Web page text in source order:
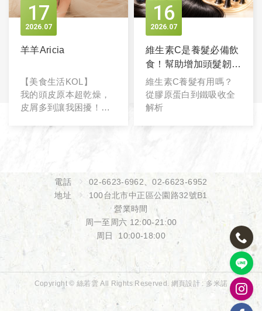
17
07
2026
羊羊Aricia
【美食生活KOL】
我的頭皮原本超乾燥，
皮屑多到讓我困擾！幸
泌髮課程。
16
07
2026
維生素C是養髮必備飲
食！幫助增加頭髮韌
性、減少斷髮
維生素C養髮有用嗎？
從膠原蛋白到鐵吸收全
解析
電話 02-6623-6962、02-6623-6952
地址
100台北市中正區公園路32號B1
營業時間
周一至周六 12:00-21:00
周日 10:00-18:00
Copyright © 絲若雲 All Rights Reserved. 網頁設計 : 多米諾